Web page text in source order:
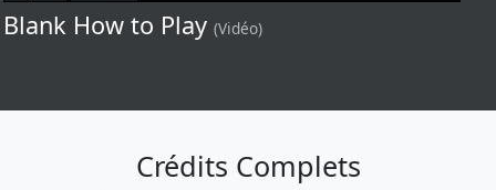
Blank How to Play (Vidéo)
Crédits Complets